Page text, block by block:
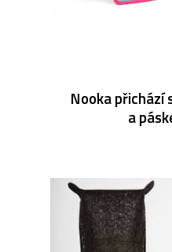
Nooka přichází
a